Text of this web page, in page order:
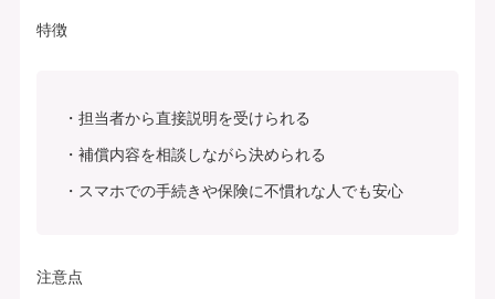
特徴
担当者から直接説明を受けられる
補償内容を相談しながら決められる
スマホでの手続きや保険に不慣れな人でも安心
注意点